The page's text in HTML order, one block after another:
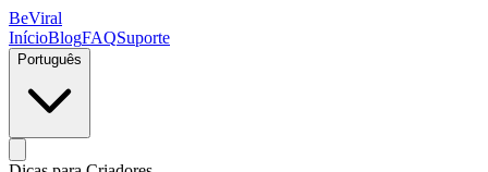
BeViral
InícioBlogFAQSuporte
Português